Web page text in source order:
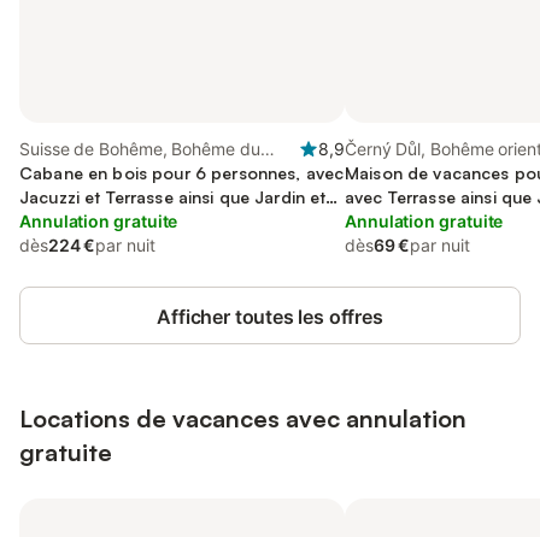
Suisse de Bohême, Bohême du
Nord
8,9
Cabane en bois pour 6 personnes, avec
Jacuzzi et Terrasse ainsi que Jardin et
Piscine
Annulation gratuite
dès224 €par nuit
Černý Důl, Bohême
Maison de vacances
avec Terrasse ainsi que
Annulation gratuite
dès69 €par nuit
Afficher toutes les offres
Locations de vacances avec annulation
gratuite